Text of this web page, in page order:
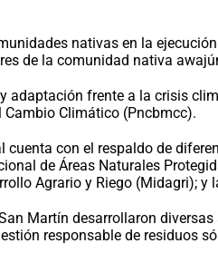
nativas en la
de la comunidad nativa
frente a la crisis
Climático (Pncbmcc).
con el respaldo de
de Áreas Naturales
Agrario y Riego (Midagri);
Martín desarrollaron
responsable de residuos